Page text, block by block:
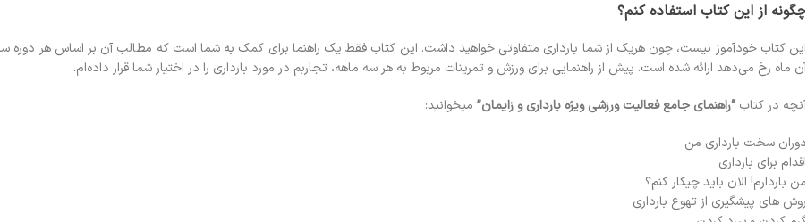
از این کتاب استفاده کنم؟
کتاب خودآموز نیست، چون هریک از شما بارداری متفاوتی خواهید داشت. این کتاب فقط یک راهنما برای کمک به شما است که مطالب آن بر اساس هر دوره سه
ماه رخ می‌دهد ارائه شده است. پیش از راهنمایی برای ورزش و تمرینات مربوط به هر سه ماهه، تجاربم در مورد بارداری را در اختیار شما قرار داده‌ام.
در کتاب “راهنمای جامع فعالیت ورزشی ویژه بارداری و زایمان”میخوانید:
سخت بارداری من
برای بارداری
باردارم! الان باید چیکار کنم؟
های پیشگیری از تهوع بارداری